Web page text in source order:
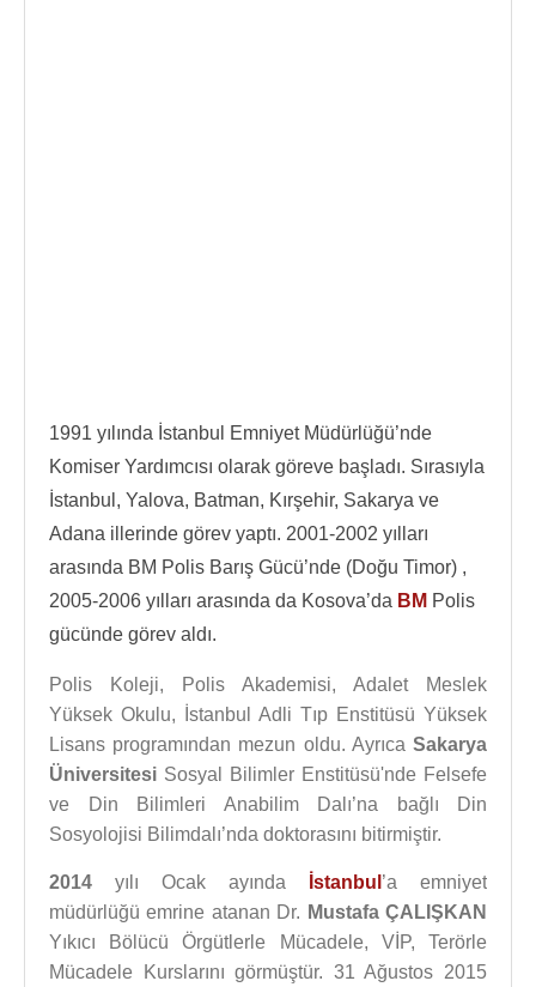
1991 yılında İstanbul Emniyet Müdürlüğü’nde
Komiser Yardımcısı olarak göreve başladı. Sırasıyla
İstanbul, Yalova, Batman, Kırşehir, Sakarya ve
Adana illerinde görev yaptı. 2001-2002 yılları
arasında BM Polis Barış Gücü’nde (Doğu Timor) ,
2005-2006 yılları arasında da Kosova’da BM Polis
gücünde görev aldı.
Polis Koleji, Polis Akademisi, Adalet Meslek
Yüksek Okulu, İstanbul Adli Tıp Enstitüsü Yüksek
Lisans programından mezun oldu. Ayrıca Sakarya
Üniversitesi Sosyal Bilimler Enstitüsü'nde Felsefe
ve Din Bilimleri Anabilim Dalı’na bağlı Din
Sosyolojisi Bilimdalı’nda doktorasını bitirmiştir.
2014 yılı Ocak ayında İstanbul ’a emniyet
müdürlüğü emrine atanan Dr. Mustafa ÇALIŞKAN
Yıkıcı Bölücü Örgütlerle Mücadele, VİP, Terörle
Mücadele Kurslarını görmüştür. 31 Ağustos 2015